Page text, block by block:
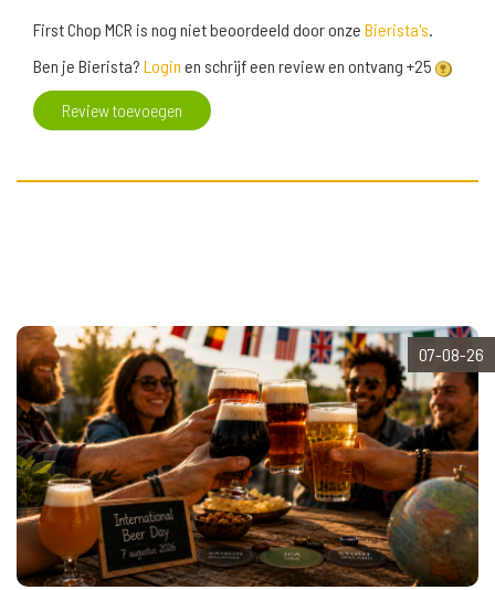
First Chop MCR is nog niet beoordeeld door onze Bierista's.
Ben je Bierista? Login en schrijf een review en ontvang +25
Review toevoegen
07-08-26